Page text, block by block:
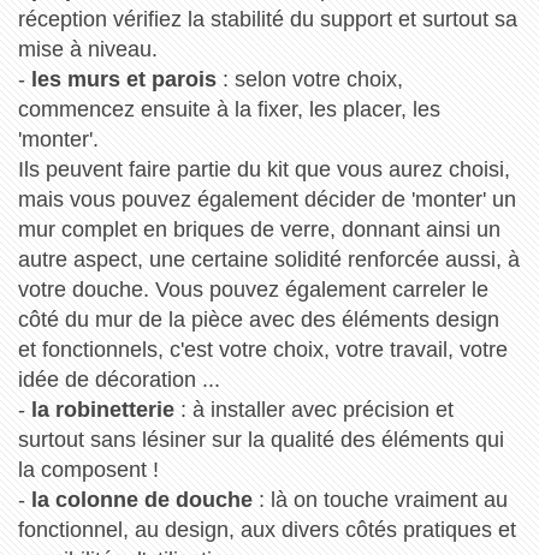
réception vérifiez la stabilité du support et surtout sa
mise à niveau.
- les murs et parois: selon votre choix,
commencez ensuite à la fixer, les placer, les
'monter'.
Ils peuvent faire partie du kit que vous aurez choisi,
mais vous pouvez également décider de 'monter' un
mur complet en briques de verre, donnant ainsi un
autre aspect, une certaine solidité renforcée aussi, à
votre douche. Vous pouvez également carreler le
côté du mur de la pièce avec des éléments design
et fonctionnels, c'est votre choix, votre travail, votre
idée de décoration ...
- la robinetterie: à installer avec précision et
surtout sans lésiner sur la qualité des éléments qui
la composent !
- la colonne de douche: là on touche vraiment au
fonctionnel, au design, aux divers côtés pratiques et